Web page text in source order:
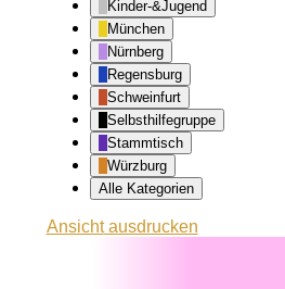
Kinder-&Jugend
München
Nürnberg
Regensburg
Schweinfurt
Selbsthilfegruppe
Stammtisch
Würzburg
Alle Kategorien
Ansichtausdrucken